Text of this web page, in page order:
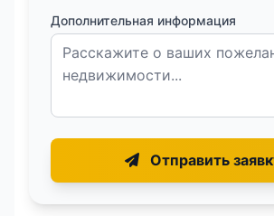
Дополнительная информация
Отправить